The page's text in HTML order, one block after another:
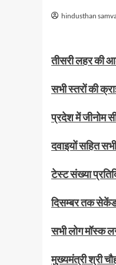
hindusthan
तीसरी लहर की
सभी स्तरों की
प्रदेश में जीनोम
दवाइयों सहित
टेस्ट संख्या
दिसम्बर तक सेकेंड
सभी लोग मॉस्क
मुख्यमंत्री श्री